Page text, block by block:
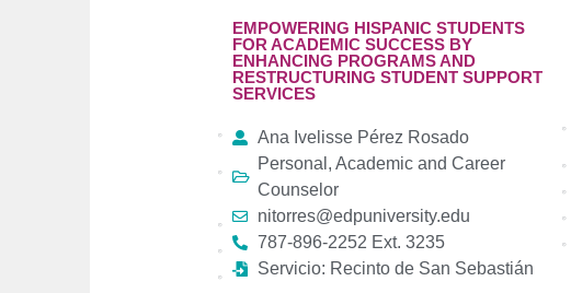
EMPOWERING HISPANIC STUDENTS
FOR ACADEMIC SUCCESS BY
ENHANCING PROGRAMS AND
RESTRUCTURING STUDENT SUPPORT
SERVICES
Ana Ivelisse Pérez Rosado
Personal, Academic and Career
Counselor
nitorres@edpuniversity.edu
787-896-2252 Ext. 3235
Servicio: Recinto de San Sebastián